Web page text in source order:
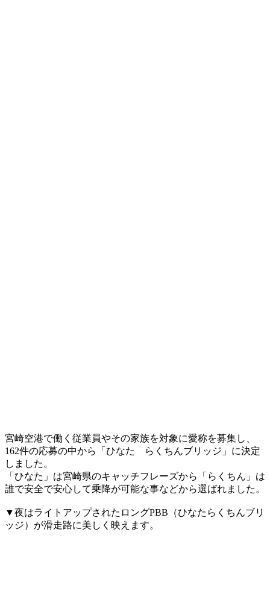
宮崎空港で働く従業員やその家族を対象に愛称を募集し、
162件の応募の中から「ひなた らくちんブリッジ」に決定
しました。
「ひなた」は宮崎県のキャッチフレーズから「らくちん」は
誰で安全で安心して乗降が可能な事などから選ばれました。
▼夜はライトアップされたロングPBB（ひなたらくちんブリ
ッジ）が滑走路に美しく映えます。